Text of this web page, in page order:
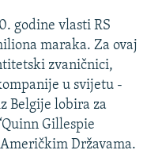
godine vlasti RS
maraka. Za ovaj
zvaničnici,
u svijetu -
Belgije lobira za
Gillespie
Državama.